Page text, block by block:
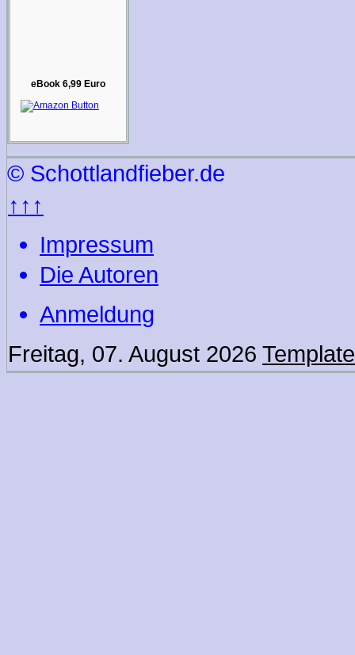
eBook 6,99 Euro
© Schottlandfieber.de
↑↑↑
Impressum
Die Autoren
Anmeldung
Freitag, 07. August 2026